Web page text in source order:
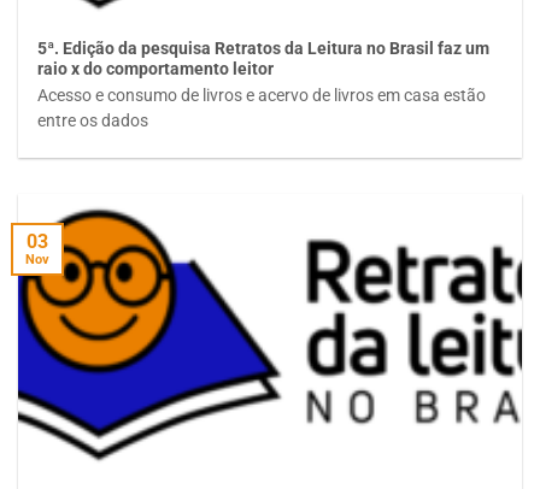
5ª. Edição da pesquisa Retratos da Leitura no Brasil faz um
raio x do comportamento leitor
Acesso e consumo de livros e acervo de livros em casa estão
entre os dados
03
Nov